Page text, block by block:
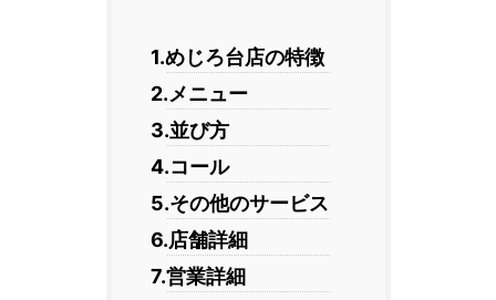
1.めじろ台店の特徴
2.メニュー
3.並び方
4.コール
5.その他のサービス
6.店舗詳細
7.営業詳細